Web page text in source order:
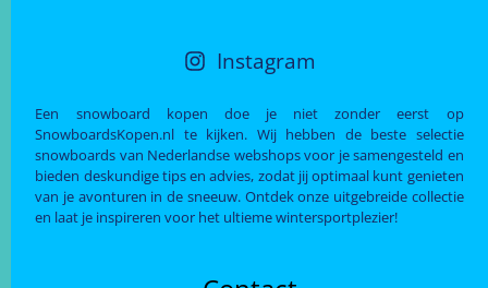
Instagram
Een snowboard kopen doe je niet zonder eerst op
SnowboardsKopen.nl te kijken. Wij hebben de beste selectie
snowboards van Nederlandse webshops voor je samengesteld en
bieden deskundige tips en advies, zodat jij optimaal kunt genieten
van je avonturen in de sneeuw. Ontdek onze uitgebreide collectie
en laat je inspireren voor het ultieme wintersportplezier!